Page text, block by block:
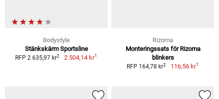
Bodystyle
Stänkskärm Sportsline
RFP 2 635,97 kr2 2 504,14 kr1
Rizoma
Monteringssats för Rizoma
blinkers
RFP 164,78 kr2 116,56 kr1